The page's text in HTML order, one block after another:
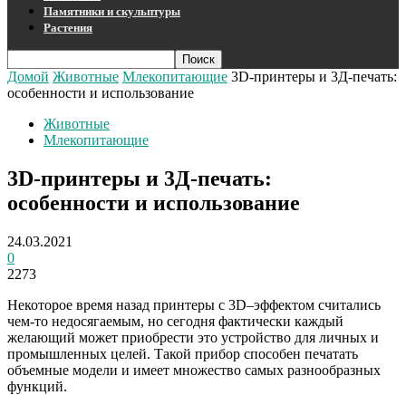
Памятники и скульптуры
Растения
Домой Животные Млекопитающие 3D-принтеры и 3Д-печать:
особенности и использование
Животные
Млекопитающие
3D-принтеры и 3Д-печать:
особенности и использование
24.03.2021
0
2273
Некоторое время назад принтеры с 3D–эффектом считались
чем-то недосягаемым, но сегодня фактически каждый
желающий может приобрести это устройство для личных и
промышленных целей. Такой прибор способен печатать
объемные модели и имеет множество самых разнообразных
функций.